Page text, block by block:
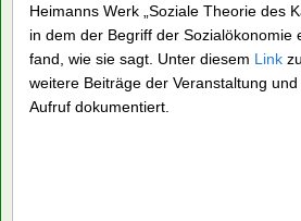
Heimanns Werk „Soziale Theorie des
in dem der Begriff der Sozialökonomie
fand, wie sie sagt. Unter diesem Link
weitere Beiträge der Veranstaltung
Aufruf dokumentiert.